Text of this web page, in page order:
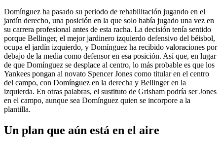
Domínguez ha pasado su periodo de rehabilitación jugando en el
jardín derecho, una posición en la que solo había jugado una vez en
su carrera profesional antes de esta racha. La decisión tenía sentido
porque Bellinger, el mejor jardinero izquierdo defensivo del béisbol,
ocupa el jardín izquierdo, y Domínguez ha recibido valoraciones por
debajo de la media como defensor en esa posición. Así que, en lugar
de que Domínguez se desplace al centro, lo más probable es que los
Yankees pongan al novato Spencer Jones como titular en el centro
del campo, con Domínguez en la derecha y Bellinger en la
izquierda. En otras palabras, el sustituto de Grisham podría ser Jones
en el campo, aunque sea Domínguez quien se incorpore a la
plantilla.
Un plan que aún está en el aire